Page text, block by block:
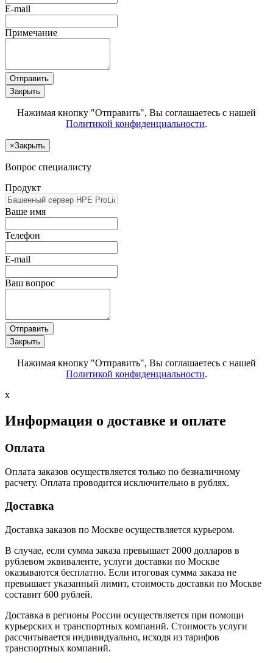
E-mail
Примечание
Отправить
Закрыть
Нажимая кнопку "Отправить", Вы соглашаетесь с нашей
Политикой конфиденциальности.
×Закрыть
Вопрос специалисту
Продукт
Ваше имя
Телефон
E-mail
Ваш вопрос
Отправить
Закрыть
Нажимая кнопку "Отправить", Вы соглашаетесь с нашей
Политикой конфиденциальности.
x
Информация о доставке и оплате
Оплата
Оплата заказов осуществляется только по безналичному
расчету. Оплата проводится исключительно в рублях.
Доставка
Доставка заказов по Москве осуществляется курьером.
В случае, если сумма заказа превышает 2000 долларов в
рублевом эквиваленте, услуги доставки по Москве
оказываются бесплатно. Если итоговая сумма заказа не
превышает указанный лимит, стоимость доставки по Москве
составит 600 рублей.
Доставка в регионы России осуществляется при помощи
курьерских и транспортных компаний. Стоимость услуги
рассчитывается индивидуально, исходя из тарифов
транспортных компаний.